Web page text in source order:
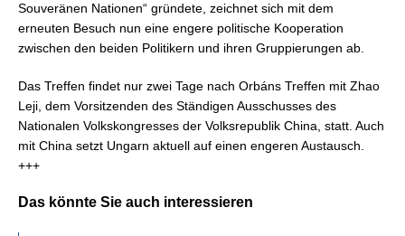
Souveränen Nationen“ gründete, zeichnet sich mit dem
erneuten Besuch nun eine engere politische Kooperation
zwischen den beiden Politikern und ihren Gruppierungen ab.
Das Treffen findet nur zwei Tage nach Orbáns Treffen mit Zhao
Leji, dem Vorsitzenden des Ständigen Ausschusses des
Nationalen Volkskongresses der Volksrepublik China, statt. Auch
mit China setzt Ungarn aktuell auf einen engeren Austausch.
+++
Das könnte Sie auch interessieren